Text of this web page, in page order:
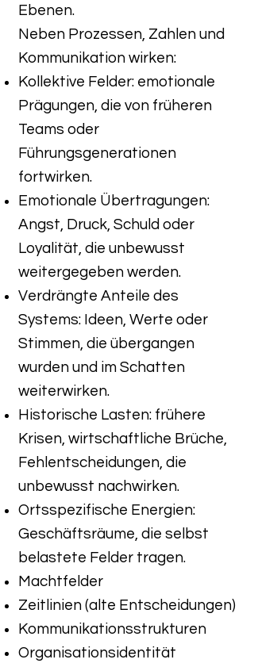
Ebenen.
Neben Prozessen, Zahlen und
Kommunikation wirken:
Kollektive Felder: emotionale
Prägungen, die von früheren
Teams oder
Führungsgenerationen
fortwirken.
Emotionale Übertragungen:
Angst, Druck, Schuld oder
Loyalität, die unbewusst
weitergegeben werden.
Verdrängte Anteile des
Systems: Ideen, Werte oder
Stimmen, die übergangen
wurden und im Schatten
weiterwirken.
Historische Lasten: frühere
Krisen, wirtschaftliche Brüche,
Fehlentscheidungen, die
unbewusst nachwirken.
Ortsspezifische Energien:
Geschäftsräume, die selbst
belastete Felder tragen.
Machtfelder
Zeitlinien (alte Entscheidungen)
Kommunikationsstrukturen
Organisationsidentität